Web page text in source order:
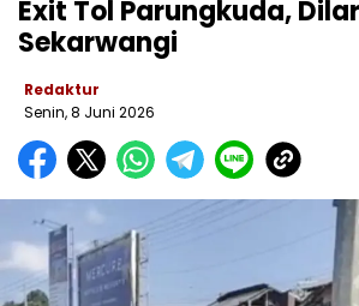
Exit Tol Parungkuda,
Sekarwangi
Redaktur
Senin, 8 Juni 2026